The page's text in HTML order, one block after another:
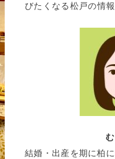
びたくなる松戸の情
結婚・出産を期に柏